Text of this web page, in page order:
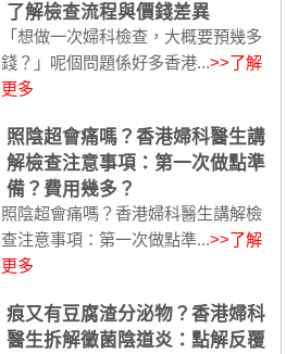
了解檢查流程與價錢差異
「想做一次婦科檢查，大概要預幾多
錢？」呢個問題係好多香港...>>了解
更多
照陰超會痛嗎？香港婦科醫生講
解檢查注意事項：第一次做點準
備？費用幾多？
照陰超會痛嗎？香港婦科醫生講解檢
查注意事項：第一次做點準...>>了解
更多
痕又有豆腐渣分泌物？香港婦科
醫生拆解黴菌陰道炎：點解反覆